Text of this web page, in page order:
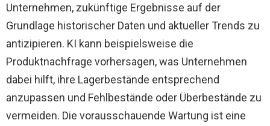
Unternehmen, zukünftige Ergebnisse auf der
Grundlage historischer Daten und aktueller Trends zu
antizipieren. KI kann beispielsweise die
Produktnachfrage vorhersagen, was Unternehmen
dabei hilft, ihre Lagerbestände entsprechend
anzupassen und Fehlbestände oder Überbestände zu
vermeiden. Die vorausschauende Wartung ist eine